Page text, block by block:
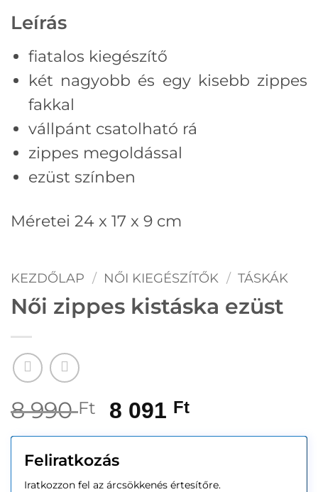
Leírás
fiatalos kiegészítő
két nagyobb és egy kisebb zippes
fakkal
vállpánt csatolható rá
zippes megoldással
ezüst színben
Méretei 24 x 17 x 9 cm
KEZDŐLAP / NŐI KIEGÉSZÍTŐK / TÁSKÁK
Női zippes kistáska ezüst
8 990Ft 8 091 Ft
Feliratkozás
Iratkozzon fel az árcsökkenés értesítőre.